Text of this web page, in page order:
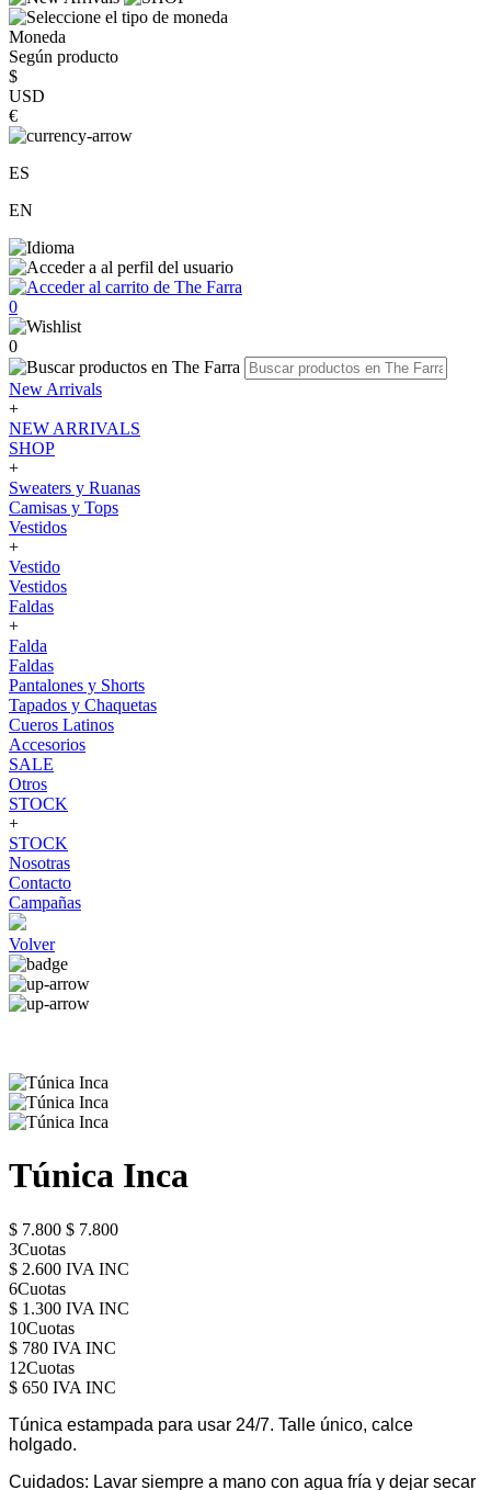
Moneda
Según producto
$
USD
€
ES
EN
0
0
New Arrivals
+
NEW ARRIVALS
SHOP
+
Sweaters y Ruanas
Camisas y Tops
Vestidos
+
Vestido
Vestidos
Faldas
+
Falda
Faldas
Pantalones y Shorts
Tapados y Chaquetas
Cueros Latinos
Accesorios
SALE
Otros
STOCK
+
STOCK
Nosotras
Contacto
Campañas
Volver
Túnica Inca
$ 7.800 $ 7.800
3Cuotas
$ 2.600 IVA INC
6Cuotas
$ 1.300 IVA INC
10Cuotas
$ 780 IVA INC
12Cuotas
$ 650 IVA INC
Túnica estampada para usar 24/7. Talle único, calce
holgado.
Cuidados: Lavar siempre a mano con agua fría y dejar secar